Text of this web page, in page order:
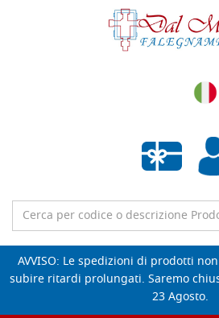
Wishlist
AVVISO: Le spedizioni di prodotti
subire ritardi prolungati. Saremo
23 Agosto.